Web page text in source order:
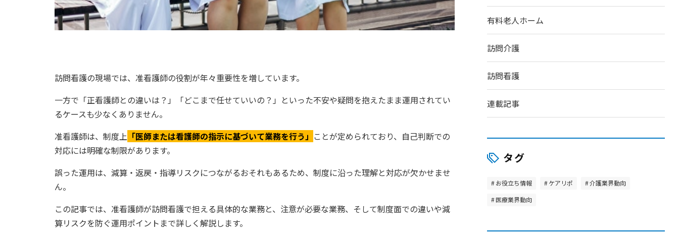
訪問看護の現場では、准看護師の役割が年々重要性を増しています。
一方で「正看護師との違いは？」「どこまで任せていいの？」といった不安や疑問を抱えたまま運用されてい
るケースも少なくありません。
准看護師は、制度上 「医師または看護師の指示に基づいて業務を行う」 ことが定められており、自己判断での
対応には明確な制限があります。
誤った運用は、減算・返戻・指導リスクにつながるおそれもあるため、制度に沿った理解と対応が欠かせませ
ん。
この記事では、准看護師が訪問看護で担える具体的な業務と、注意が必要な業務、そして制度面での違いや減
算リスクを防ぐ運用ポイントまで詳しく解説します。
有料老人ホーム
訪問介護
訪問看護
連載記事
タグ
お役立ち情報 ケアリポ
介護業界動向
医療業界動向